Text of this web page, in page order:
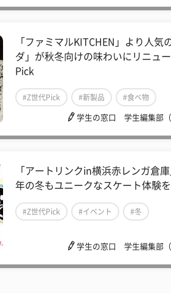
「ファミマルKITCHEN」より人気
ダ」が秋冬向けの味わいにリニュ
Pick
#Z世代Pick #新製品 #食べ物
学生の窓口 学生編集部（
「アートリンクin横浜赤レンガ倉
年の冬もユニークなスケート体験
#Z世代Pick #イベント #冬
学生の窓口 学生編集部（